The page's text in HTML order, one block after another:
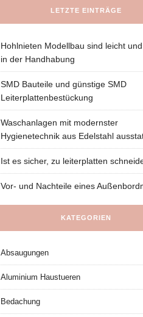
LETZTE EINTRÄGE
Hohlnieten Modellbau sind leicht
in der Handhabung
SMD Bauteile und günstige SMD
Leiterplattenbestückung
Waschanlagen mit modernster
Hygienetechnik aus Edelstahl
Ist es sicher, zu leiterplatten
Vor- und Nachteile eines
KATEGORIEN
Absaugungen
Aluminium Haustueren
Bedachung